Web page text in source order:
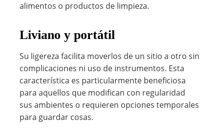
alimentos o productos de limpieza.
Liviano y portátil
Su ligereza facilita moverlos de un sitio a otro sin
complicaciones ni uso de instrumentos. Esta
característica es particularmente beneficiosa
para aquellos que modifican con regularidad
sus ambientes o requieren opciones temporales
para guardar cosas.